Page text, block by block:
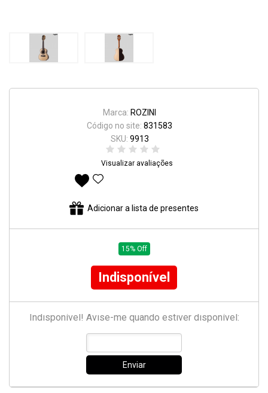
Marca: ROZINI
Código no site: 831583
SKU: 9913
Visualizar avaliações
Adicionar a lista de presentes
15% Off
Indisponível
Indisponível! Avise-me quando estiver disponível:
Enviar